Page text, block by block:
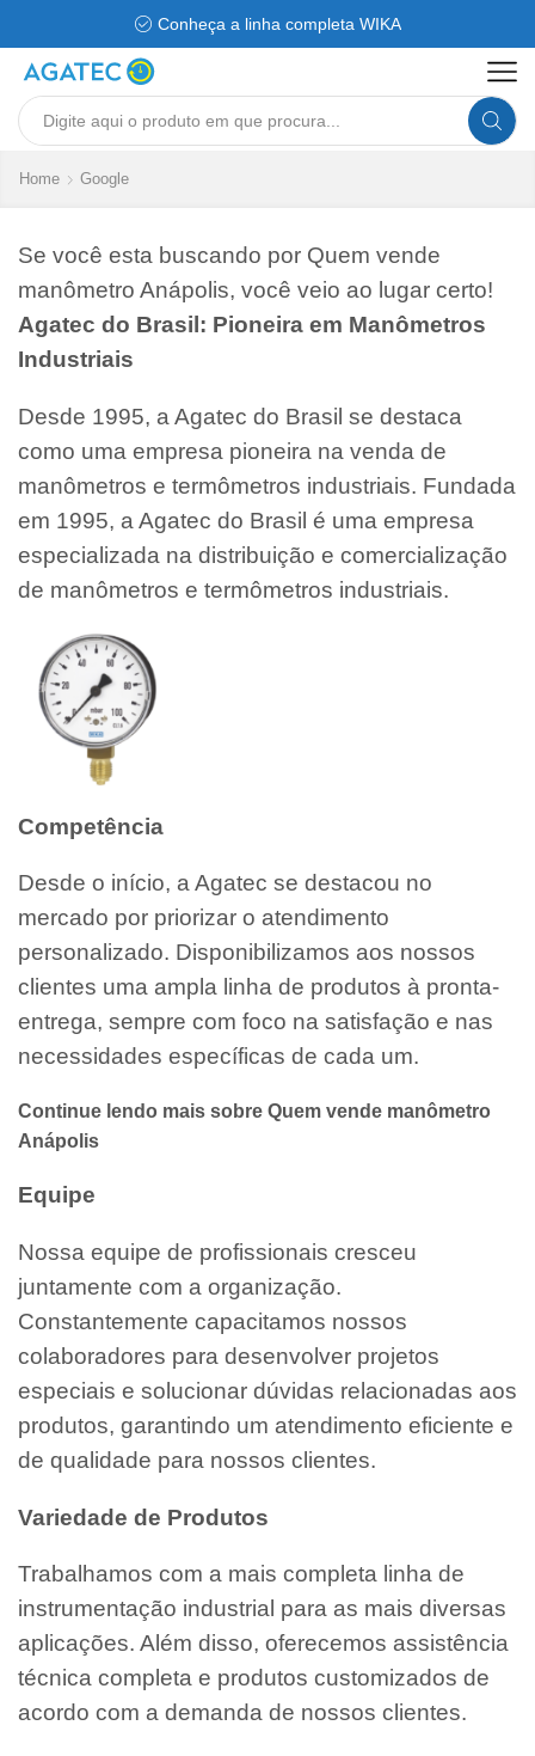
Conheça a linha completa WIKA
Search
Home Google
Se você esta buscando por Quem vende
manômetro Anápolis, você veio ao lugar certo!
Agatec do Brasil: Pioneira em Manômetros
Industriais
Desde 1995, a Agatec do Brasil se destaca
como uma empresa pioneira na venda de
manômetros e termômetros industriais. Fundada
em 1995, a Agatec do Brasil é uma empresa
especializada na distribuição e comercialização
de manômetros e termômetros industriais.
Competência
Desde o início, a Agatec se destacou no
mercado por priorizar o atendimento
personalizado. Disponibilizamos aos nossos
clientes uma ampla linha de produtos à pronta-
entrega, sempre com foco na satisfação e nas
necessidades específicas de cada um.
Continue lendo mais sobre Quem vende manômetro
Anápolis
Equipe
Nossa equipe de profissionais cresceu
juntamente com a organização.
Constantemente capacitamos nossos
colaboradores para desenvolver projetos
especiais e solucionar dúvidas relacionadas aos
produtos, garantindo um atendimento eficiente e
de qualidade para nossos clientes.
Variedade de Produtos
Trabalhamos com a mais completa linha de
instrumentação industrial para as mais diversas
aplicações. Além disso, oferecemos assistência
técnica completa e produtos customizados de
acordo com a demanda de nossos clientes.